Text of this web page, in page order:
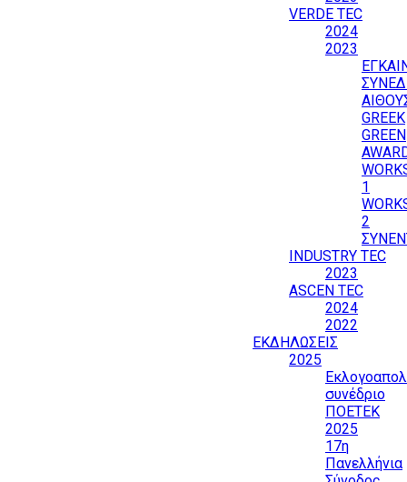
VERDE TEC
2024
2023
GREEK
GREEN
1
2
INDUSTRY TEC
2023
ASCEN TEC
2024
2022
ΕΚΔΗΛΩΣΕΙΣ
2025
συνέδριο
ΠΟΕΤΕΚ
2025
17η
Πανελλήνια